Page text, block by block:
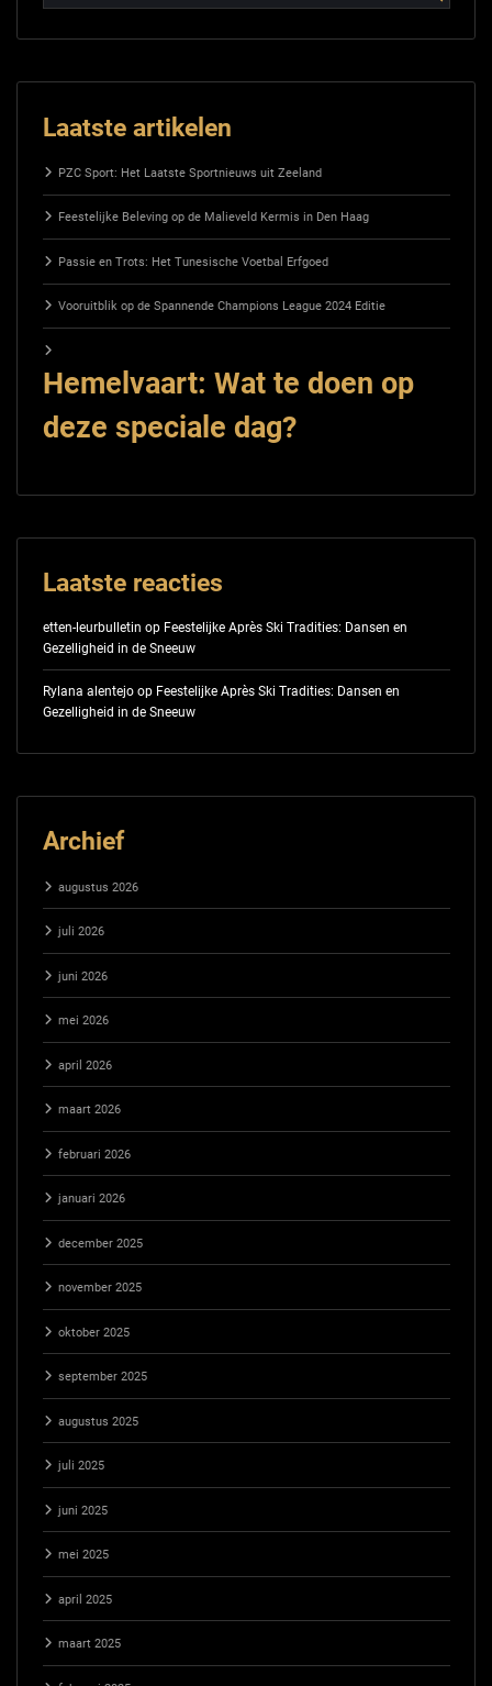
Laatste artikelen
PZC Sport: Het Laatste Sportnieuws uit Zeeland
Feestelijke Beleving op de Malieveld Kermis in Den Haag
Passie en Trots: Het Tunesische Voetbal Erfgoed
Vooruitblik op de Spannende Champions League 2024 Editie
Hemelvaart: Wat te doen op
deze speciale dag?
Laatste reacties
etten-leurbulletin op Feestelijke Après Ski Tradities: Dansen en
Gezelligheid in de Sneeuw
Rylana alentejoop Feestelijke Après Ski Tradities: Dansen en
Gezelligheid in de Sneeuw
Archief
augustus 2026
juli 2026
juni 2026
mei 2026
april 2026
maart 2026
februari 2026
januari 2026
december 2025
november 2025
oktober 2025
september 2025
augustus 2025
juli 2025
juni 2025
mei 2025
april 2025
maart 2025